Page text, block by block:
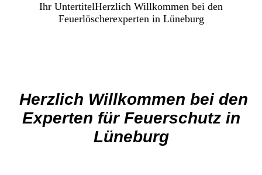
Ihr UntertitelHerzlich Willkommen bei den
Feuerlöscherexperten in Lüneburg
Herzlich Willkommen bei den
Experten für Feuerschutz in
Lüneburg